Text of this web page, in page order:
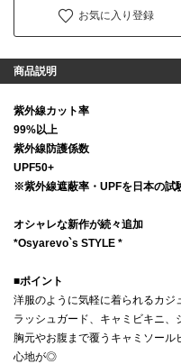
お気に入り登録
商品説明
紫外線カット率
99%以上
紫外線防護係数
UPF50+
※紫外線遮蔽率・UPFを日本の試
オシャレな新作が続々追加
*Osyarevo`s STYLE *
■ポイント
洋服のように気軽に着られるカジ
ラッシュガード、キャミビキニ、
胸元やお腹まで覆うキャミソー
心地が◎